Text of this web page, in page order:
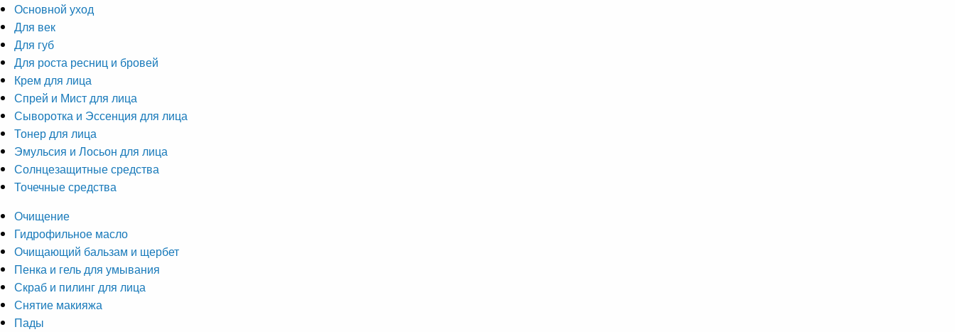
Основной уход
Для век
Для губ
Для роста ресниц и бровей
Крем для лица
Спрей и Мист для лица
Сыворотка и Эссенция для лица
Тонер для лица
Эмульсия и Лосьон для лица
Солнцезащитные средства
Точечные средства
Очищение
Гидрофильное масло
Очищающий бальзам и щербет
Пенка и гель для умывания
Скраб и пилинг для лица
Снятие макияжа
Пады